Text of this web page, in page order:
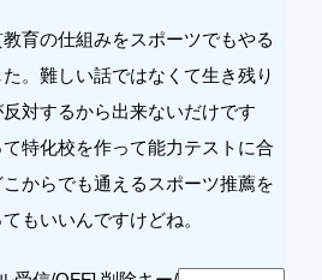
育の仕組みをスポーツでもやる
。難しい話ではなくて生き残り
対するから出来ないだけです
特化校を作って能力テストに合
からでも通えるスポーツ推薦を
もいいんですけどね。